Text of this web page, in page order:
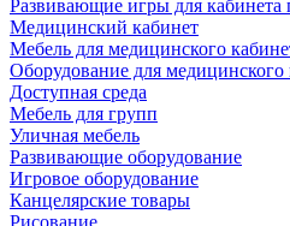
Развивающие игры для кабинета
Медицинский кабинет
Мебель для медицинского
Оборудование для медицинского
Доступная среда
Мебель для групп
Уличная мебель
Развивающие оборудование
Игровое оборудование
Канцелярские товары
Рисование